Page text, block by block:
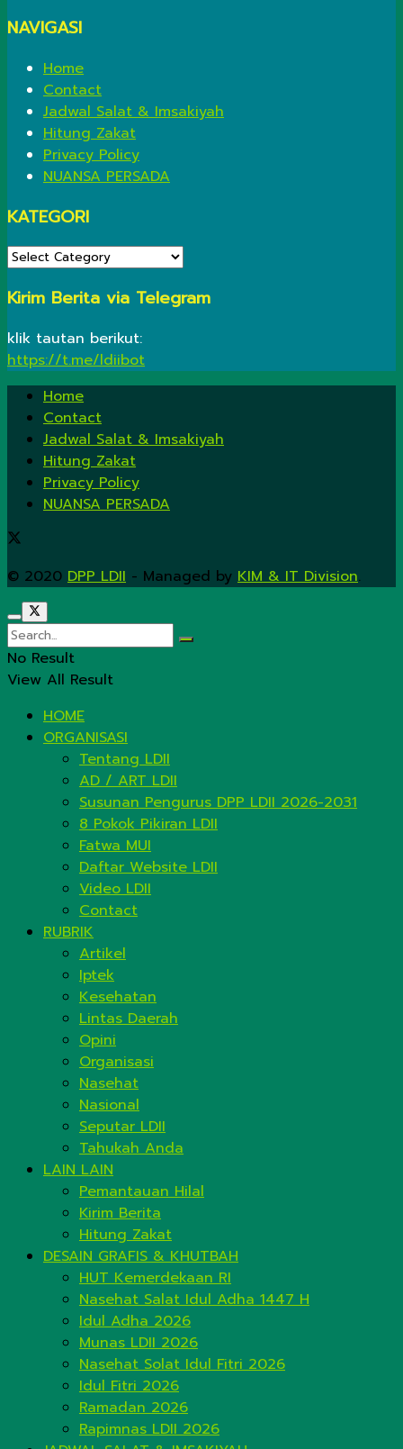
NAVIGASI
Home
Contact
Jadwal Salat & Imsakiyah
Hitung Zakat
Privacy Policy
NUANSA PERSADA
KATEGORI
KATEGORI
Kirim Berita via Telegram
klik tautan berikut:
https://t.me/ldiibot
Home
Contact
Jadwal Salat & Imsakiyah
Hitung Zakat
Privacy Policy
NUANSA PERSADA
© 2020 DPP LDII - Managed by KIM & IT Division.
No Result
View All Result
HOME
ORGANISASI
Tentang LDII
AD / ART LDII
Susunan Pengurus DPP LDII 2026-2031
8 Pokok Pikiran LDII
Fatwa MUI
Daftar Website LDII
Video LDII
Contact
RUBRIK
Artikel
Iptek
Kesehatan
Lintas Daerah
Opini
Organisasi
Nasehat
Nasional
Seputar LDII
Tahukah Anda
LAIN LAIN
Pemantauan Hilal
Kirim Berita
Hitung Zakat
DESAIN GRAFIS & KHUTBAH
HUT Kemerdekaan RI
Nasehat Salat Idul Adha 1447 H
Idul Adha 2026
Munas LDII 2026
Nasehat Solat Idul Fitri 2026
Idul Fitri 2026
Ramadan 2026
Rapimnas LDII 2026